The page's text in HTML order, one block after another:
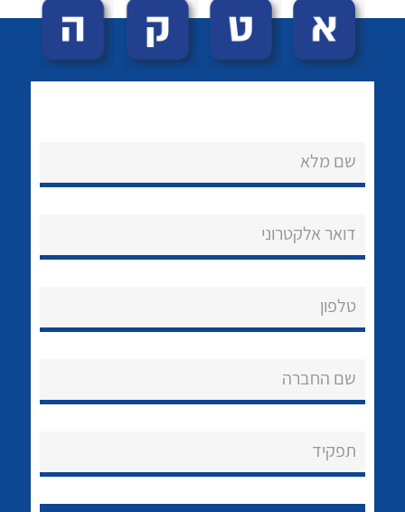
הצוות שלנו
שירותי תמיכה
לכל מוצרי היצרן לכל מוצרי היצרן
שם מלא
דואר אלקטרוני
טלפון
שם החברה
תפקיד